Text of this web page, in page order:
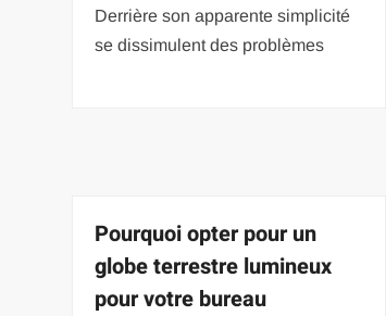
Derrière son apparente simplicité
se dissimulent des problèmes
Pourquoi opter pour un
globe terrestre lumineux
pour votre bureau